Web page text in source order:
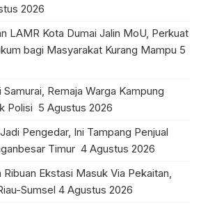
2026
LAMR Kota Dumai Jalin MoU, Perkuat
bagi Masyarakat Kurang Mampu 5
Remaja Warga Kampung
Polisi 5 Agustus 2026
Pengedar, Ini Tampang Penjual
Timur 4 Agustus 2026
Ribuan Ekstasi Masuk Via Pekaitan,
Sumsel 4 Agustus 2026